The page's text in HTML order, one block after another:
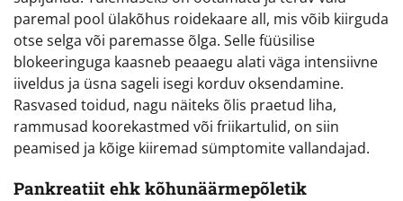
paremal pool ülakõhus roidekaare all, mis võib kiirguda
otse selga või paremasse õlga. Selle füüsilise
blokeeringuga kaasneb peaaegu alati väga intensiivne
iiveldus ja üsna sageli isegi korduv oksendamine.
Rasvased toidud, nagu näiteks õlis praetud liha,
rammusad koorekastmed või friikartulid, on siin
peamised ja kõige kiiremad sümptomite vallandajad.
Pankreatiit ehk kõhunäärmepõletik